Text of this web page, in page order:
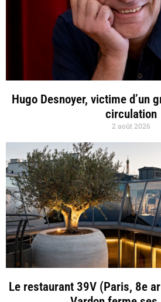
Hugo Desnoyer, victime d’un
circulation
2 août 2026
Le restaurant 39V (Paris, 8e